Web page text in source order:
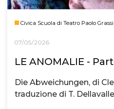
Civica Scuola di Teatro Paolo Grassi
07/05/2026
LE ANOMALIE -
Die Abweichungen, di
traduzione di T. Dellavalle